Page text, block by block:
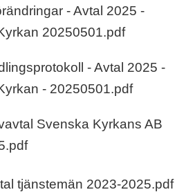
- Avtal 2025 -
20250501.pdf
- Avtal 2025 -
- 20250501.pdf
Svenska Kyrkans AB
tjänstemän 2023-2025.pdf